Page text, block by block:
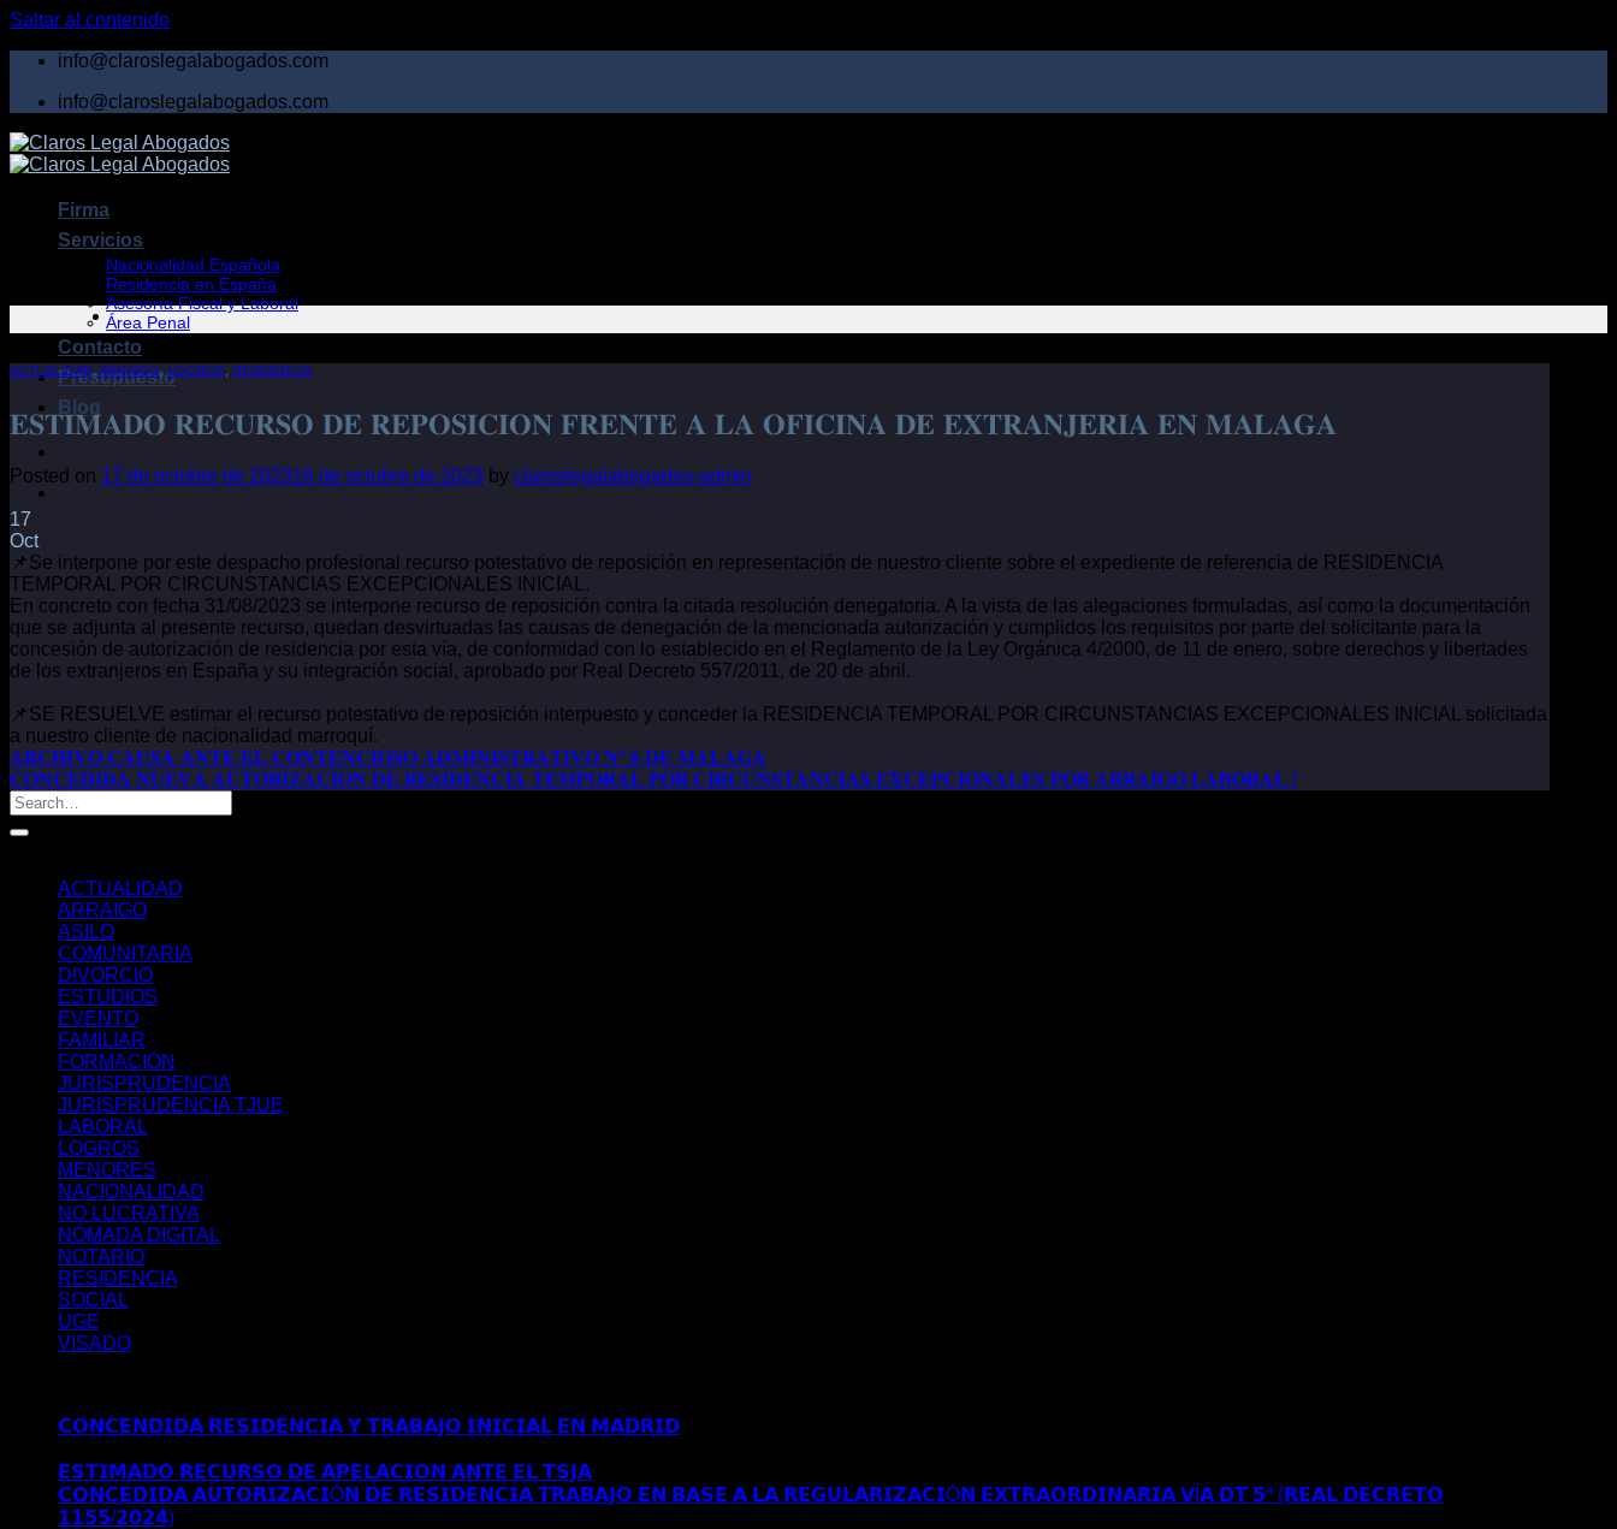
Saltar al contenido
info@claroslegalabogados.com
info@claroslegalabogados.com
Firma
Servicios
Nacionalidad Española
Residencia en España
Asesoría Fiscal y Laboral
Área Penal
Contacto
Presupuesto
Blog
ACTUALIDAD,ARRAIGO, LOGROS RESIDENCIA
𝐄𝐒𝐓𝐈𝐌𝐀𝐃𝐎 𝐑𝐄𝐂𝐔𝐑𝐒𝐎 𝐃𝐄 𝐑𝐄𝐏𝐎𝐒𝐈𝐂𝐈𝐎𝐍 𝐅𝐑𝐄𝐍𝐓𝐄 𝐀 𝐋𝐀 𝐎𝐅𝐈𝐂𝐈𝐍𝐀 𝐃𝐄 𝐄𝐗𝐓𝐑𝐀𝐍𝐉𝐄𝐑𝐈𝐀 𝐄𝐍 𝐌𝐀𝐋𝐀𝐆𝐀
Posted on 17 de octubre de 202316 de octubre de 2023 by claroslegalabogados-admin
17
Oct
📌Se interpone por este despacho profesional recurso potestativo de reposición en representación de nuestro cliente sobre el expediente de referencia de RESIDENCIA
TEMPORAL POR CIRCUNSTANCIAS EXCEPCIONALES INICIAL.
En concreto con fecha 31/08/2023 se interpone recurso de reposición contra la citada resolución denegatoria. A la vista de las alegaciones formuladas, así como la documentación
que se adjunta al presente recurso, quedan desvirtuadas las causas de denegación de la mencionada autorización y cumplidos los requisitos por parte del solicitante para la
concesión de autorización de residencia por esta vía, de conformidad con lo establecido en el Reglamento de la Ley Orgánica 4/2000, de 11 de enero, sobre derechos y libertades
de los extranjeros en España y su integración social, aprobado por Real Decreto 557/2011, de 20 de abril.
📌SE RESUELVE estimar el recurso potestativo de reposición interpuesto y conceder la RESIDENCIA TEMPORAL POR CIRCUNSTANCIAS EXCEPCIONALES INICIAL solicitada
a nuestro cliente de nacionalidad marroquí.
𝐀𝐑𝐂𝐇𝐈𝐕𝐎 𝐂𝐀𝐔𝐒𝐀 𝐀𝐍𝐓𝐄 𝐄𝐋 𝐂𝐎𝐍𝐓𝐄𝐍𝐂𝐈𝐎𝐒𝐎 𝐀𝐃𝐌𝐈𝐍𝐈𝐒𝐓𝐑𝐀𝐓𝐈𝐕𝐎 𝐍º 𝟔 𝐃𝐄 𝐌𝐀𝐋𝐀𝐆𝐀
𝐂𝐎𝐍𝐂𝐄𝐃𝐈𝐃𝐀 𝐍𝐔𝐄𝐕𝐀 𝐀𝐔𝐓𝐎𝐑𝐈𝐙𝐀𝐂𝐈𝐎𝐍 𝐃𝐄 𝐑𝐄𝐒𝐈𝐃𝐄𝐍𝐂𝐈𝐀 𝐓𝐄𝐌𝐏𝐎𝐑𝐀𝐋 𝐏𝐎𝐑 𝐂𝐈𝐑𝐂𝐔𝐍𝐒𝐓𝐀𝐍𝐂𝐈𝐀𝐒 𝐄𝐗𝐂𝐄𝐏𝐂𝐈𝐎𝐍𝐀𝐋𝐄𝐒 𝐏𝐎𝐑 𝐀𝐑𝐑𝐀𝐈𝐆𝐎 𝐋𝐀𝐁𝐎𝐑𝐀𝐋 !
ACTUALIDAD
ARRAIGO
ASILO
COMUNITARIA
DIVORCIO
ESTUDIOS
EVENTO
FAMILIAR
FORMACIÓN
JURISPRUDENCIA
JURISPRUDENCIA TJUE
LABORAL
LOGROS
MENORES
NACIONALIDAD
NO LUCRATIVA
NÓMADA DIGITAL
NOTARIO
RESIDENCIA
SOCIAL
UGE
VISADO
𝗖𝗢𝗡𝗖𝗘𝗡𝗗𝗜𝗗𝗔 𝗥𝗘𝗦𝗜𝗗𝗘𝗡𝗖𝗜𝗔 𝗬 𝗧𝗥𝗔𝗕𝗔𝗝𝗢 𝗜𝗡𝗜𝗖𝗜𝗔𝗟 𝗘𝗡 𝗠𝗔𝗗𝗥𝗜𝗗
𝗘𝗦𝗧𝗜𝗠𝗔𝗗𝗢 𝗥𝗘𝗖𝗨𝗥𝗦𝗢 𝗗𝗘 𝗔𝗣𝗘𝗟𝗔𝗖𝗜𝗢𝗡 𝗔𝗡𝗧𝗘 𝗘𝗟 𝗧𝗦𝗝𝗔
𝗖𝗢𝗡𝗖𝗘𝗗𝗜𝗗𝗔 𝗔𝗨𝗧𝗢𝗥𝗜𝗭𝗔𝗖𝗜Ó𝗡 𝗗𝗘 𝗥𝗘𝗦𝗜𝗗𝗘𝗡𝗖𝗜𝗔 𝗧𝗥𝗔𝗕𝗔𝗝𝗢 𝗘𝗡 𝗕𝗔𝗦𝗘 𝗔 𝗟𝗔 𝗥𝗘𝗚𝗨𝗟𝗔𝗥𝗜𝗭𝗔𝗖𝗜Ó𝗡 𝗘𝗫𝗧𝗥𝗔𝗢𝗥𝗗𝗜𝗡𝗔𝗥𝗜𝗔 𝗩Í𝗔 𝗗𝗧 𝟱ª (𝗥𝗘𝗔𝗟 𝗗𝗘𝗖𝗥𝗘𝗧𝗢
𝟭𝟭𝟱𝟱/𝟮𝟬𝟮𝟰)